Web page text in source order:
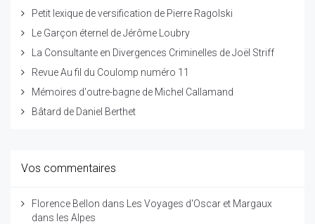
Petit lexique de versification de Pierre Ragolski
Le Garçon éternel de Jérôme Loubry
La Consultante en Divergences Criminelles de Joël Striff
Revue Au fil du Coulomp numéro 11
Mémoires d'outre-bagne de Michel Callamand
Bâtard de Daniel Berthet
Vos commentaires
Florence Bellon dans
Les Voyages d'Oscar et Margaux
dans les Alpes